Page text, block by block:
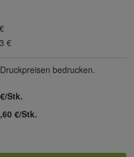
€
bedrucken.
Stk.
€/Stk.